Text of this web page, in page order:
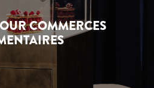
COMMERCES